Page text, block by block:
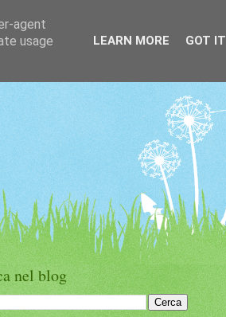
nel blog
agent
usage
LEARN MORE GOT IT